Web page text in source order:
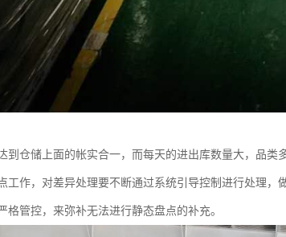
到仓储上面的帐实合一，而每天的进出库数量大，品
工作，对差异处理要不断通过系统引导控制进行处理
格管控，来弥补无法进行静态盘点的补充。